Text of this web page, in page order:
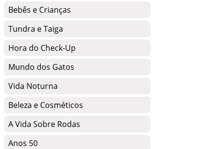
Bebês e Crianças
Tundra e Taiga
Hora do Check-Up
Mundo dos Gatos
Vida Noturna
Beleza e Cosméticos
A Vida Sobre Rodas
Anos 50